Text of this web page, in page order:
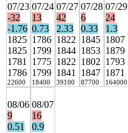
07/23
-32
-1.76
1825
1825
1781
1786
22600
07/24
13
0.73
1786
1799
1775
1799
18400
07/27
42
2.33
1822
1844
1822
1841
39100
07/28
6
0.33
1845
1853
1802
1847
87700
07/29
24
1.3
1807
1879
1793
1871
164000
08/06
9
0.51
08/07
16
0.9